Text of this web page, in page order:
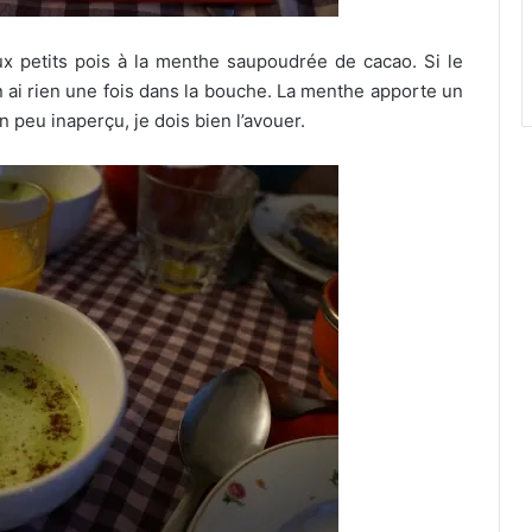
petits pois à la menthe saupoudrée de cacao. Si le
rien une fois dans la bouche. La menthe apporte un
inaperçu, je dois bien l’avouer.